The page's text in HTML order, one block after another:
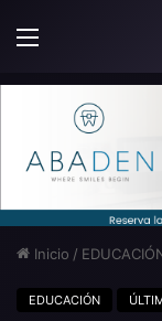
Menú
Inicio /
EDUCACIÓN